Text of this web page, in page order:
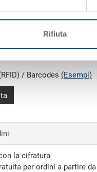
Rifiuta
- la nostra specialità
/ Barcodes (Esempi)
la cifratura
per ordini a partire da